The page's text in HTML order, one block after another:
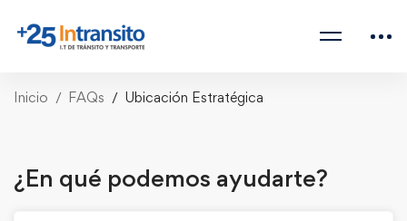
Inicio FAQs Ubicación Estratégica
¿En qué podemos ayudarte?